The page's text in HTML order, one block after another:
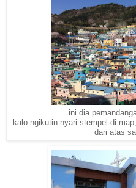
ini dia
kalo ngikutin nyari stempel di
dari atas